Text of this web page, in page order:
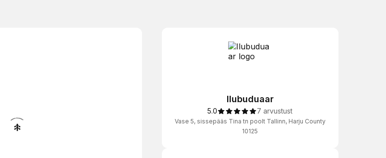
Ilubuduaar
5.0 7 arvustust
Vase 5, sissepääs Tina tn poolt Tallinn, Harju County
10125